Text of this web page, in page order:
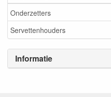
Onderzetters
Servettenhouders
Informatie